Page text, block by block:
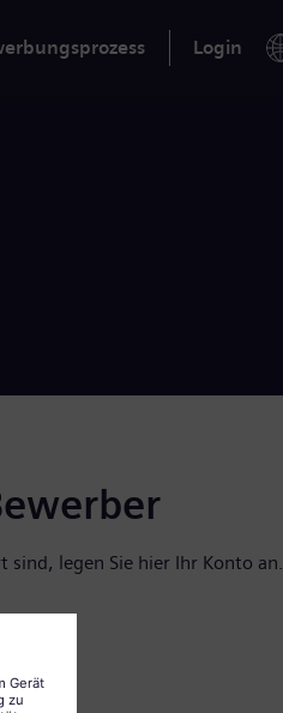
Login
sind, legen Sie hier Ihr Konto an.